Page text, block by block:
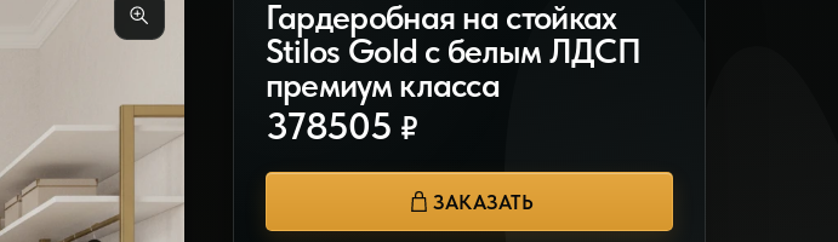
Гардеробная на стойках
Stilos Gold с белым ЛДСП
премиум класса
378505 ₽
ЗАКАЗАТЬ